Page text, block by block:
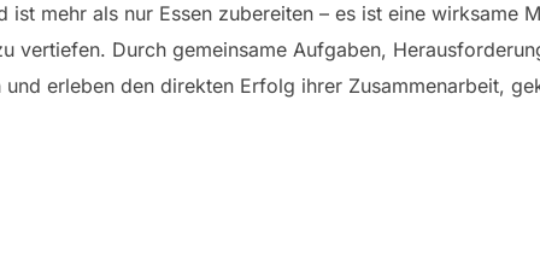
ist mehr als nur Essen zubereiten – es ist eine wirksame
vertiefen. Durch gemeinsame Aufgaben,
und erleben den direkten Erfolg ihrer Zusammenarbeit,